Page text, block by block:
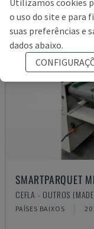
SMARTPARQUET
CEFLA - OUTROS
PAÍSES BAIXOS
Utilizamos cookies
o uso do site e para
suas preferências e
dados abaixo.